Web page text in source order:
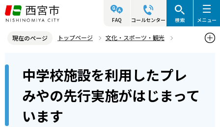
こ
の
ジ
FAQ コールセンター 検索 メニュー
現在のページ トップページ
文化・スポーツ・観光
中学校施設を利用したプレみやの先行実施がはじまっています
中学校施設を利用したプレ
みやの先行実施がはじまって
います